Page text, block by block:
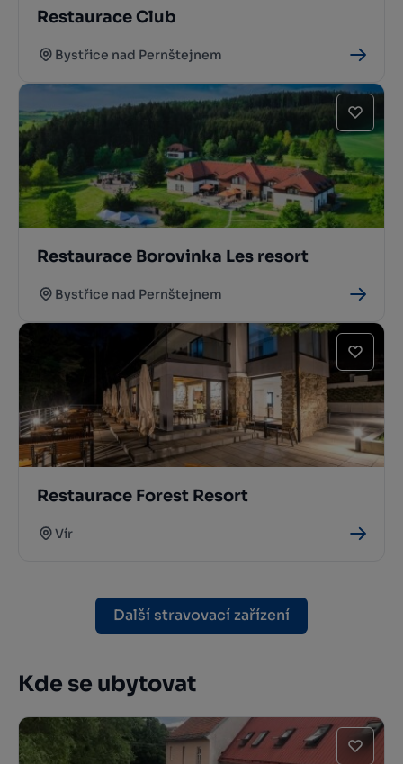
Restaurace Club
Bystřice nad Pernštejnem
Restaurace Borovinka Les resort
Bystřice nad Pernštejnem
Restaurace Forest Resort
Vír
Další stravovací zařízení
Kde se ubytovat